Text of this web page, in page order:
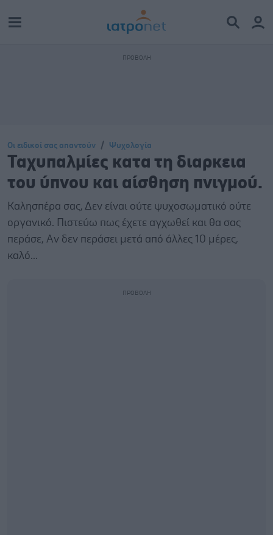
Οι ειδικοί σας απαντούν Ψυχολογία
Ταχυπαλμίες κατα τη διαρκεια
του ύπνου και αίσθηση πνιγμού.
Καλησπέρα σας, Δεν είναι ούτε ψυχοσωματικό ούτε
οργανικό. Πιστεύω πως έχετε αγχωθεί και θα σας
περάσε, Αν δεν περάσει μετά από άλλες 10 μέρες,
καλό...